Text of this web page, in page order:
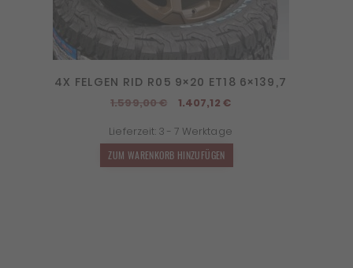
4X FELGEN RID R05 9×20 ET18 6×139,7
1.599,00€
Ursprünglicher
war:
1.599,00 €
1.407,12 €Aktueller
ist:
Lieferzeit: 3 - 7 Werktage
ZUM WARENKORB HINZUFÜGEN